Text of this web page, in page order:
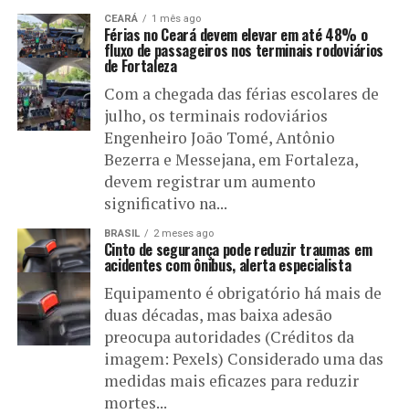
CEARÁ 1 mês ago
Férias no Ceará devem elevar em até 48% o
fluxo de passageiros nos terminais rodoviários
de Fortaleza
Com a chegada das férias escolares de
julho, os terminais rodoviários
Engenheiro João Tomé, Antônio
Bezerra e Messejana, em Fortaleza,
devem registrar um aumento
significativo na...
BRASIL 2 meses ago
Cinto de segurança pode reduzir traumas em
acidentes com ônibus, alerta especialista
Equipamento é obrigatório há mais de
duas décadas, mas baixa adesão
preocupa autoridades (Créditos da
imagem: Pexels) Considerado uma das
medidas mais eficazes para reduzir
mortes...